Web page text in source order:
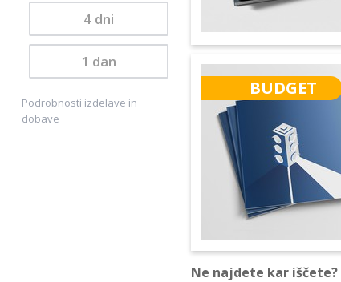
4 dni
1 dan
Podrobnosti izdelave in
dobave
BUDGET
Ne najdete kar iščete?